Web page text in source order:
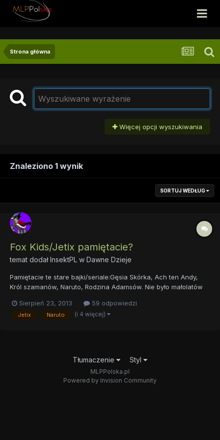
Strona główna
Więcej opcji wyszukiwania
Znaleziono 1 wynik
SORTUJ WEDŁUG
Fox Kids/Jetix pamiętacie?
temat dodałInsektPL w Dawne Dzieje
Pamiętacie te stare bajki/seriale:Gęsia Skórka, Ach ten Andy,
Król szamanów, Naruto, Rodzina Adamsów. Nie było małolatów
przeklinał, żadnych rubasów spędzających całe życie przed
kompem (nie wszyscy grubi to no-life). Szkoda że te czasy
Sierpień 23, 2013 59 odpowiedzi
Jetix Naruto (i 4 więcej)
Tłumaczenie Styl
MLPPolska.pl
Powered by Invision Community